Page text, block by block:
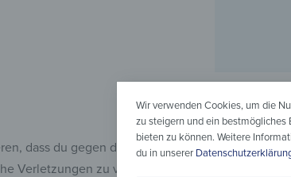
dass du gegen die Ecken der Garderobe
Verletzungen zu vermeiden. Gleichermaßen
Wir verwenden Cookies, um die
zu steigern und ein bestmögliches
bieten zu können. Weitere
du in unserer